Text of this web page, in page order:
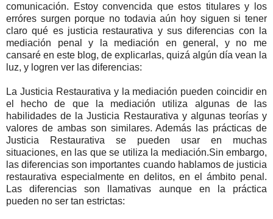
comunicación. Estoy convencida que estos titulares y los
erróres surgen porque no todavia aún hoy siguen si tener
claro qué es justicia restaurativa y sus diferencias con la
mediación penal y la mediación en general, y no me
cansaré en este blog, de explicarlas, quizá algún día vean la
luz, y logren ver las diferencias:
La Justicia Restaurativa y la mediación pueden coincidir en
el hecho de que la mediación utiliza algunas de las
habilidades de la Justicia Restaurativa y algunas teorías y
valores de ambas son similares. Además las prácticas de
Justicia Restaurativa se pueden usar en muchas
situaciones, en las que se utiliza la mediación.Sin embargo,
las diferencias son importantes cuando hablamos de justicia
restaurativa especialmente en delitos, en el ámbito penal.
Las diferencias son llamativas aunque en la práctica
pueden no ser tan estrictas: